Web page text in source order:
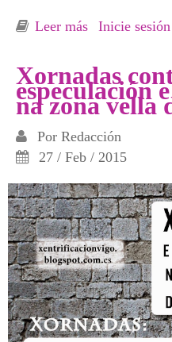
Leer más sobre
Inicie sesión
Xornadas
especulación
na zona vella
Por Redacción
27 / Feb / 2015